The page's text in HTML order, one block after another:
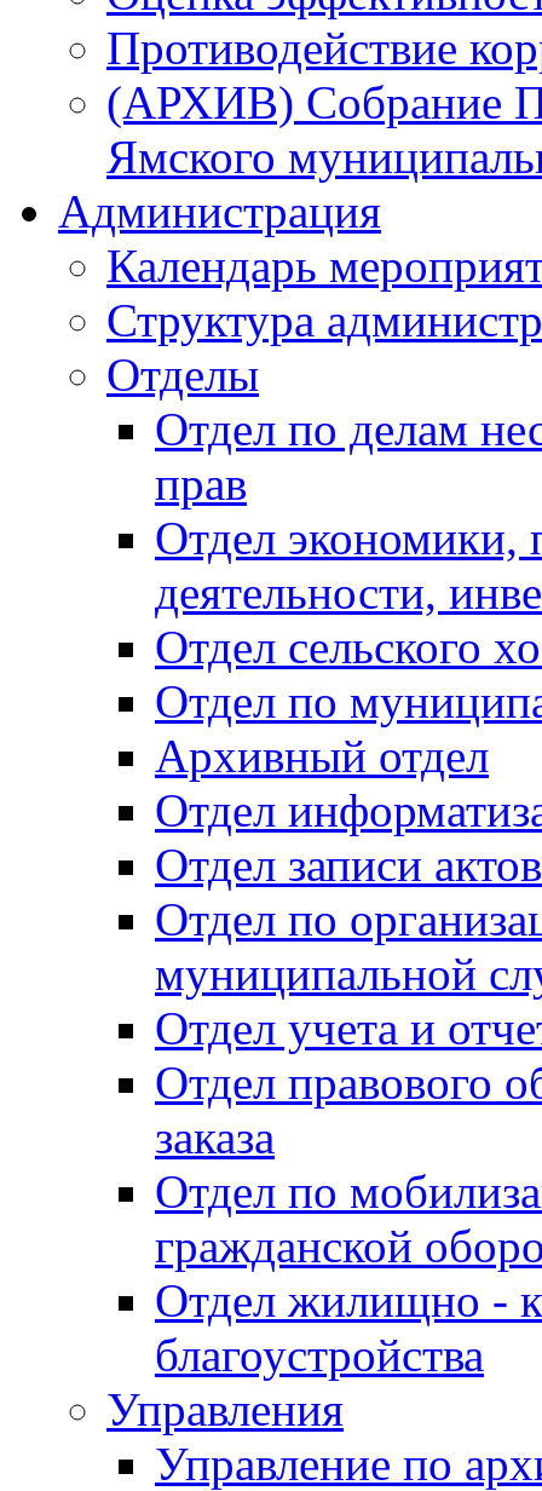
Противодействие
(АРХИВ) Собрание
Ямского
Администрация
Календарь
Структура
Отделы
Отдел по делам
прав
Отдел экономики,
деятельности,
Отдел сельского
Отдел по
Архивный отдел
Отдел
Отдел записи
Отдел по
муниципальной
Отдел учета и
Отдел правового
заказа
Отдел по
гражданской
Отдел жилищно -
благоустройства
Управления
Управление по